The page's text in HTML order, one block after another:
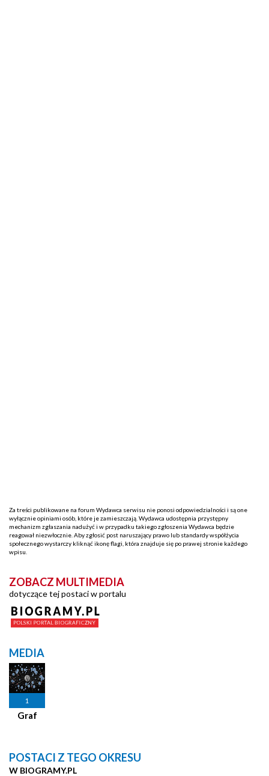
Za treści publikowane na forum Wydawca serwisu nie ponosi odpowiedzialności i są one
wyłącznie opiniami osób, które je zamieszczają. Wydawca udostępnia przystępny
mechanizm zgłaszania nadużyć i w przypadku takiego zgłoszenia Wydawca będzie
reagował niezwłocznie. Aby zgłosić post naruszający prawo lub standardy współżycia
społecznego wystarczy kliknąć ikonę flagi, która znajduje się po prawej stronie każdego
wpisu.
ZOBACZ MULTIMEDIA
dotyczące tej postaci w portalu
MEDIA
1
Graf
POSTACI Z TEGO OKRESU
W BIOGRAMY.PL